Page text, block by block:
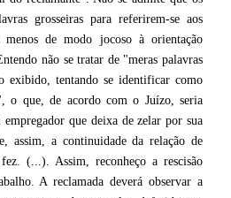
grosseiras para referirem-se aos
menos de modo jocoso à orientação
não se tratar de "meras palavras
exibido, tentando se identificar como
o que, de acordo com o Juízo, seria
empregador que deixa de zelar por sua
assim, a continuidade da relação de
(...). Assim, reconheço a rescisão
A reclamada deverá observar a